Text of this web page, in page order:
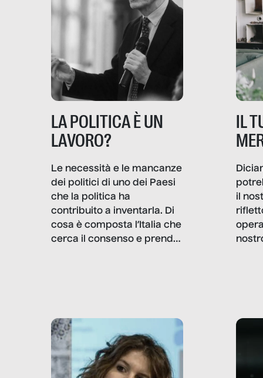
LA POLITICA È UN
LAVORO?
Le necessità e le mancanze
dei politici di uno dei Paesi
che la politica ha
contribuito a inventarla. Di
cosa è composta l’Italia che
cerca il consenso e prende
IL
il